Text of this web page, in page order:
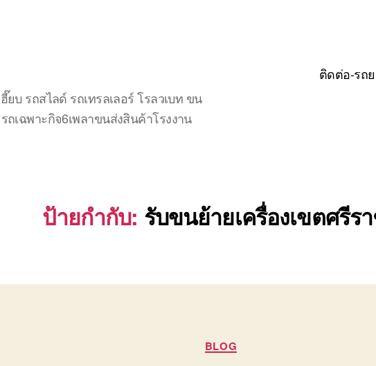
บ รถสไลด์ รถเทรลเลอร์ โรลวเบท ขน
เฉพาะกิจ6เพลาขนส่งสินค้าโรงงาน
ติดต่อ-รถ
ป้ายกำกับ: รับขนย้ายเครื่องเขตศรีร
Categories
BLOG